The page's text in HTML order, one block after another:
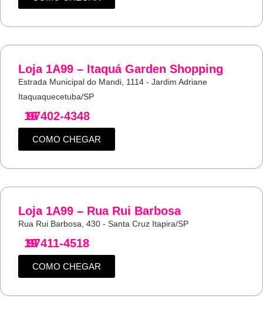
Loja 1A99 – Itaquá Garden Shopping
Estrada Municipal do Mandi, 1114 - Jardim Adriane
Itaquaquecetuba/SP
19
97402-4348
COMO CHEGAR
Loja 1A99 – Rua Rui Barbosa
Rua Rui Barbosa, 430 - Santa Cruz Itapira/SP
19
97411-4518
COMO CHEGAR